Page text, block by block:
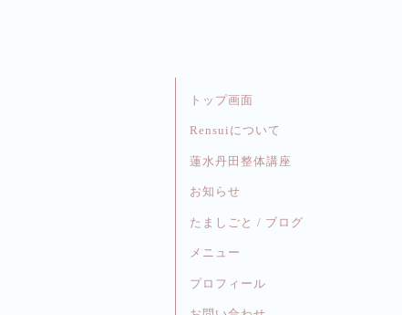
トップ画面
Rensuiについて
蓮水丹田整体講座
お知らせ
たましごと / ブログ
メニュー
プロフィール